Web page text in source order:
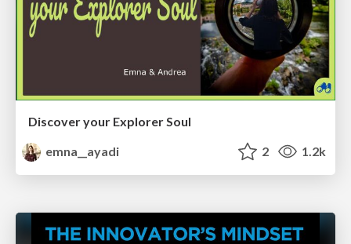
Discover your Explorer Soul
emna__ayadi
2 1.2k